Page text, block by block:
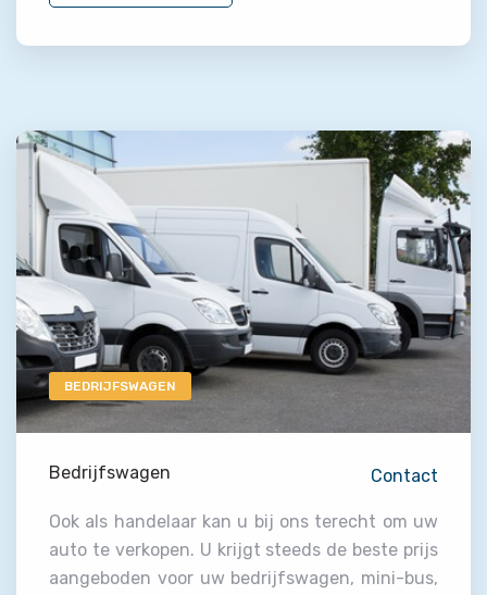
BEDRIJFSWAGEN
Bedrijfswagen Contact
Ook als handelaar kan u bij ons terecht om uw
auto te verkopen. U krijgt steeds de beste prijs
aangeboden voor uw bedrijfswagen, mini-bus,